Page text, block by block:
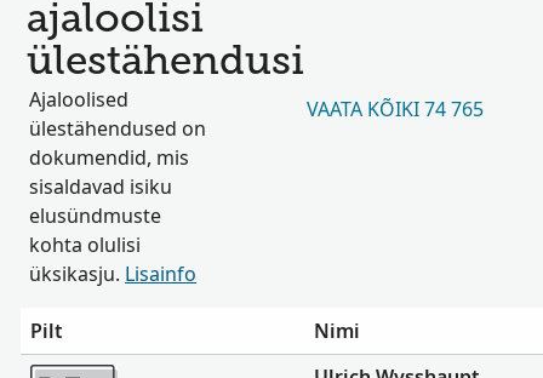
ajaloolisi
ülestähendusi
Ajaloolised
ülestähendused on
dokumendid, mis
sisaldavad isiku
elusündmuste
kohta olulisi
üksikasju. Lisainfo
VAATA KÕIKI 74 765
Pilt
Nimi
Rohkem